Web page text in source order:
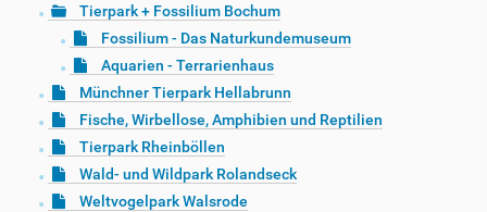
Tierpark + Fossilium Bochum
Fossilium - Das Naturkundemuseum
Aquarien - Terrarienhaus
Münchner Tierpark Hellabrunn
Fische, Wirbellose, Amphibien und Reptilien
Tierpark Rheinböllen
Wald- und Wildpark Rolandseck
Weltvogelpark Walsrode